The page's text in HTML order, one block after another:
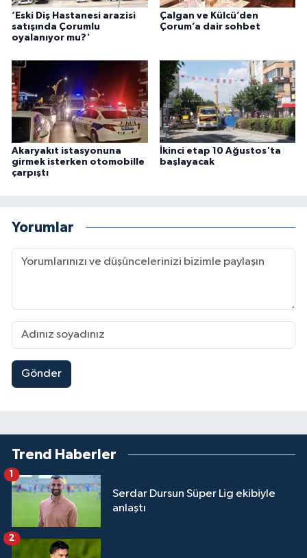
‘Eski Diş Hastanesi arazisi
satışında Çorumlu
oyalanıyor mu?'
Çalgan ve Külcü’den
Çorum’a dair sohbet
Akaryakıt istasyonuna
girmek isterken otomobille
çarpıştı
İkinci etap 10 Ağustos'ta
başlayacak
Yorumlar
Gönder
Trend Haberler
Serdar Dursun Süper Lig ekibiyle
anlaştı
1
2